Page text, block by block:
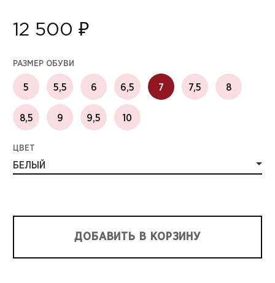
12 500 ₽
РАЗМЕР ОБУВИ
5 5,5 6 6,5 7 7,5 8
8,5 9 9,5 10
ЦВЕТ
БЕЛЫЙ
ДОБАВИТЬ В КОРЗИНУ